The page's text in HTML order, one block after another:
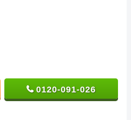
0120-091-026